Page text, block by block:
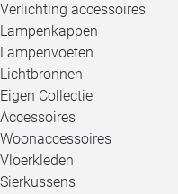
Verlichting accessoires
Lampenkappen
Lampenvoeten
Lichtbronnen
Eigen Collectie
Accessoires
Woonaccessoires
Vloerkleden
Sierkussens